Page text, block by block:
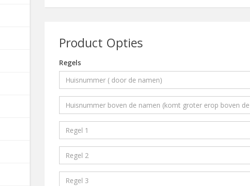
Product Opties
Regels